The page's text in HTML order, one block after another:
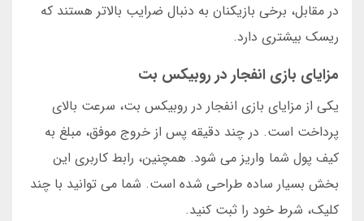
در مقابل، برخی بازیکنان به دنبال ضرایب بالاتر هستند که
ریسک بیشتری دارد.
مزایای بازی انفجار در روبیکس بت
یکی از مزایای بازی انفجار در روبیکس بت، سرعت بالای
پرداخت است. در چند دقیقه پس از خروج موفق، مبلغ به
کیف پول شما واریز می شود. همچنین، رابط کاربری این
بخش بسیار ساده طراحی شده است. شما می توانید با چند
کلیک، شرط خود را ثبت کنید.